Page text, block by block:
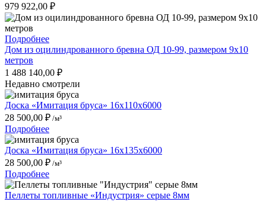
979 922,00 ₽
Подробнее
Дом из оцилиндрованного бревна ОД 10-99, размером 9х10
метров
1 488 140,00 ₽
Недавно смотрели
Доска «Имитация бруса» 16x110x6000
28 500,00 ₽ /м³
Подробнее
Доска «Имитация бруса» 16x135x6000
28 500,00 ₽ /м³
Подробнее
Пеллеты топливные «Индустрия» серые 8мм